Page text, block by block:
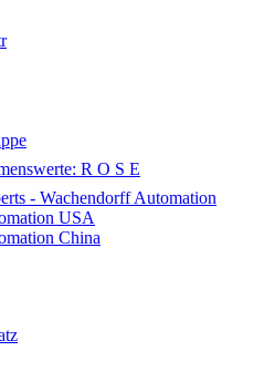
R O S E
- Wachendorff Automation
USA
China